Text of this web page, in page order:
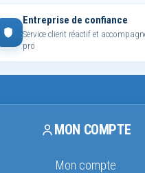
Entreprise de confiance
Service client réactif et
pro
MON COMPTE
Mon compte